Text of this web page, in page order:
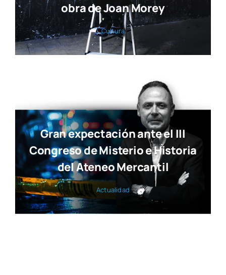
obra de Joan Morey
Cul­tu­ra
Gran expectación ante el III
Congreso de Misterio e Historia
del Ateneo Mercantil
Actua­li­dad